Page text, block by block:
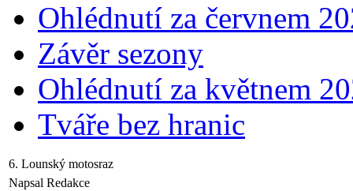
Ohlédnutí za červnem
Závěr sezony
Ohlédnutí za květnem
Tváře bez hranic
6. Lounský motosraz
Napsal Redakce